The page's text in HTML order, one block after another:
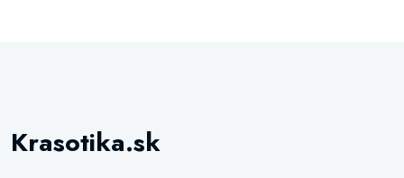
Krasotika.sk